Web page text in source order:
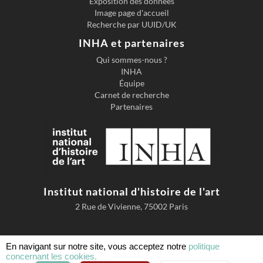
Image page d'accueil
Recherche par UUID/UK
INHA et partenaires
Qui sommes-nous ?
INHA
Équipe
Carnet de recherche
Partenaires
Institut national d'histoire de l'art
2 Rue de Vivienne, 75002 Paris
Accessibilité
En navigant sur notre site, vous acceptez notre politique
concernant les cookies.